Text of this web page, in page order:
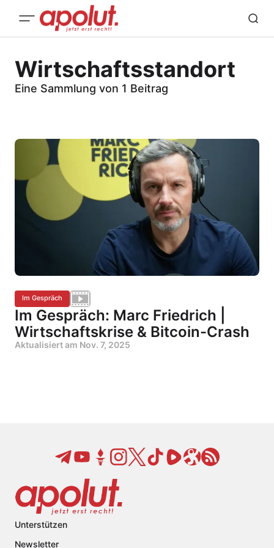
Wirtschaftsstandort
Eine Sammlung von 1 Beitrag
Im Gespräch
Im Gespräch: Marc Friedrich |
Wirtschaftskrise & Bitcoin-Crash
Aktualisiert am Nov. 7, 2025
Unterstützen
Newsletter